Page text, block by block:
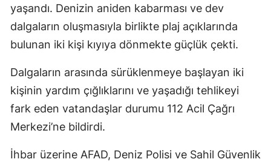
yaşandı. Denizin aniden kabarması ve dev
dalgaların oluşmasıyla birlikte plaj açıklarında
bulunan iki kişi kıyıya dönmekte güçlük çekti.
Dalgaların arasında sürüklenmeye başlayan iki
kişinin yardım çığlıklarını ve yaşadığı tehlikeyi
fark eden vatandaşlar durumu 112 Acil Çağrı
Merkezi’ne bildirdi.
İhbar üzerine AFAD, Deniz Polisi ve Sahil Güvenlik